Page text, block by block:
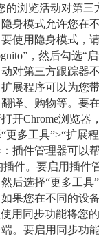
的浏览活动对第三
身模式允许您在
使用隐身模式，
，然后勾选“
对第三方跟踪器不
展程序可以为您
译、购物等。要在
开Chrome浏览器
多工具”>“扩展程
插件管理器可以
插件。要启用插件
后选择“更多工具
果您在不同的设
用同步功能将您
。要启用同步功